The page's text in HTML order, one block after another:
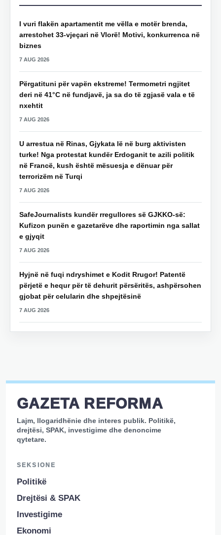
I vuri flakën apartamentit me vëlla e motër brenda,
arrestohet 33-vjeçari në Vlorë! Motivi, konkurrenca në
biznes
7 AUG 2026
Përgatituni për vapën ekstreme! Termometri ngjitet
deri në 41°C në fundjavë, ja sa do të zgjasë vala e të
nxehtit
7 AUG 2026
U arrestua në Rinas, Gjykata lë në burg aktivisten
turke! Nga protestat kundër Erdoganit te azili politik
në Francë, kush është mësuesja e dënuar për
terrorizëm në Turqi
7 AUG 2026
SafeJournalists kundër rregullores së GJKKO-së:
Kufizon punën e gazetarëve dhe raportimin nga sallat
e gjyqit
7 AUG 2026
Hyjnë në fuqi ndryshimet e Kodit Rrugor! Patentë
përjetë e hequr për të dehurit përsëritës, ashpërsohen
gjobat për celularin dhe shpejtësinë
7 AUG 2026
GAZETA REFORMA
Lajm, llogaridhënie dhe interes publik. Politikë,
drejtësi, SPAK, investigime dhe denoncime
qytetare.
SEKSIONE
Politikë
Drejtësi & SPAK
Investigime
Ekonomi